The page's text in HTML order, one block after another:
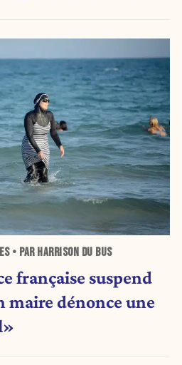
• PAR HARRISON DU BUS
française suspend
dénonce une